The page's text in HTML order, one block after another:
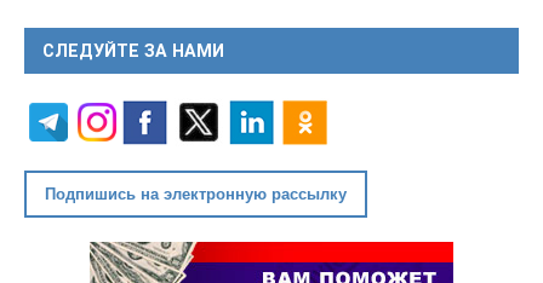
СЛЕДУЙТЕ ЗА НАМИ
Подпишись на электронную рассылку